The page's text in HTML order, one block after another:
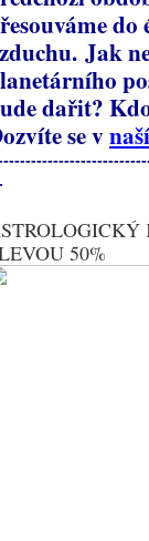
do
Jak
dařit?
se v
50%